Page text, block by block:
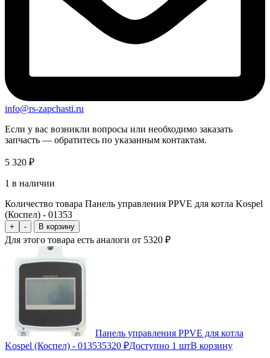
info@rs-zapchasti.ru
Если у вас возникли вопросы или необходимо заказать
запчасть — обратитесь по указанным контактам.
5 320 ₽
1 в наличии
Количество товара Панель управления PPVE для котла Kospel
(Коспел) - 01353
+ - В корзину
Для этого товара есть аналоги от 5320 ₽
Панель управления PPVE для котла
Kospel (Коспел) - 013535320 ₽Доступно 1 штВ корзину